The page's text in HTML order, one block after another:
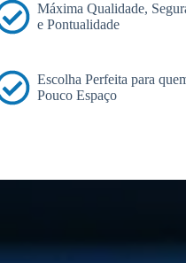
Máxima Qualidade,
e Pontualidade
Escolha Perfeita para
Pouco Espaço